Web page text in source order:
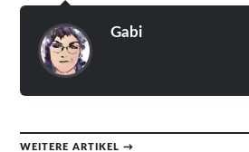
Gabi
WEITERE ARTIKEL →